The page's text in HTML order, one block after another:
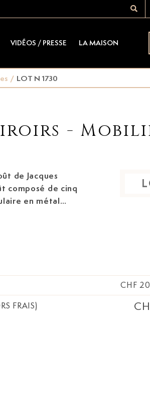
VIDÉOS / PRESSE LA MAISON
/ LOT N 1730
-
de Jacques
en métal
CHF
FRAIS)